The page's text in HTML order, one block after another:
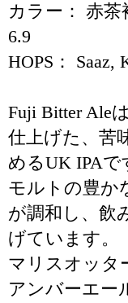
カラー： 赤茶
6.9
HOPS： Saaz,
Fuji Bitter Ale
仕上げた、苦
めるUK IPAで
モルトの豊か
が調和し、飲
げています。
マリスオッタ
アンバーエー